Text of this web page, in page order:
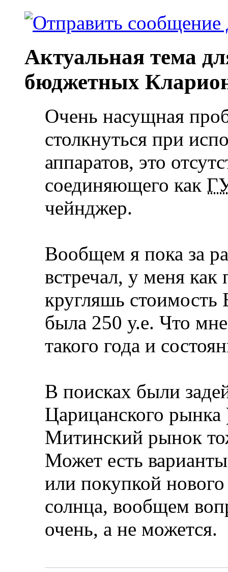
Актуальная тема
бюджетных
Очень насущная
столкнуться при
аппаратов, это
соединяющего как
чейнджер.
Вообщем я пока за
встречал, у меня
кругляшь
была 250 у.е. Что
такого года и
В поисках были
Царицанского рынка
Митинский рынок
Может есть
или покупкой
солнца, вообщем
очень, а не можется.